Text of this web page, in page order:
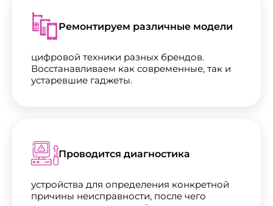
Ремонтируем различные модели
цифровой техники разных брендов.
Восстанавливаем как современные, так и
устаревшие гаджеты.
Проводится диагностика
устройства для определения конкретной
причины неисправности, после чего